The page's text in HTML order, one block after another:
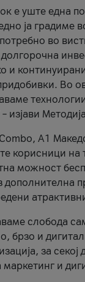
е уште една
ја
во
и
Во
изјави
А1
корисници
можност
дополнителна
слобода
брзо и
за
и